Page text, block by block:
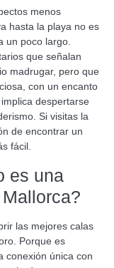
menos
hasta la playa no es
un poco largo.
que señalan
madrugar, pero que
con un encanto
despertarse
Si visitas la
de encontrar un
fácil.
es una
las mejores calas
Porque es
conexión única con